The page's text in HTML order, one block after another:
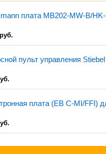
плата MB202-MW-B/
пульт управления
плата (EB C-MI/FFI)